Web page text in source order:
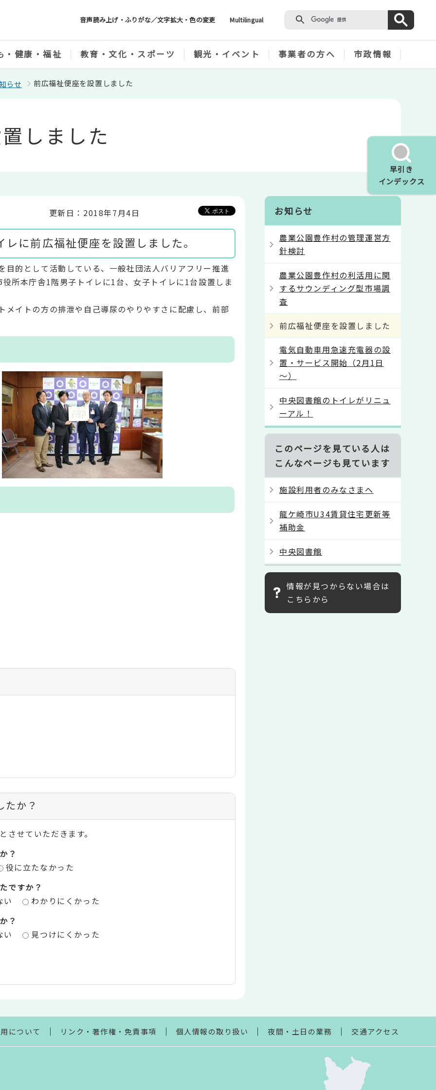
音声読み上げ・ふりがな／文字拡大・色の変更 Multilingual
早引き
インデックス
・健康・福祉 教育・文化・スポーツ 観光・イベント 事業者の方へ 市政情報
らせ 前広福祉便座を設置しました
しました
更新日：2018年7月4日
に前広福祉便座を設置しました。
的として活動している、一般社団法人バリアフリー推進
所本庁舎1階男子トイレに1台、女子トイレに1台設置しま
メイトの方の排泄や自己導尿のやりやすさに配慮し、前部
か？
せていただきます。
？
役に立たなかった
ですか？
い
わかりにくかった
？
い
見つけにくかった
お知らせ
農業公園豊作村の管理運営方
針検討
農業公園豊作村の利活用に関
するサウンディング型市場調
査
前広福祉便座を設置しました
電気自動車用急速充電器の設
置・サービス開始（2月1日
～）
中央図書館のトイレがリニュ
ーアル！
このページを見ている人は
こんなページも見ています
施設利用者のみなさまへ
龍ケ崎市U34賃貸住宅更新等
補助金
中央図書館
情報が見つからない場合は
こちらから
について リンク・著作権・免責事項 個人情報の取り扱い 夜間・土日の業務 交通アクセス